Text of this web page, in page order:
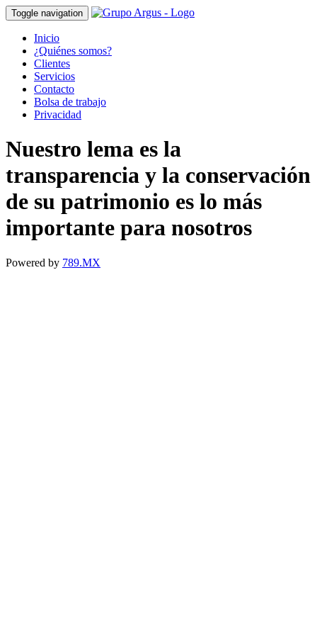
Toggle navigation
Inicio
¿Quiénes somos?
Clientes
Servicios
Contacto
Bolsa de trabajo
Privacidad
Nuestro lema es la
transparencia y la conservación
de su patrimonio es lo más
importante para nosotros
Powered by 789.MX